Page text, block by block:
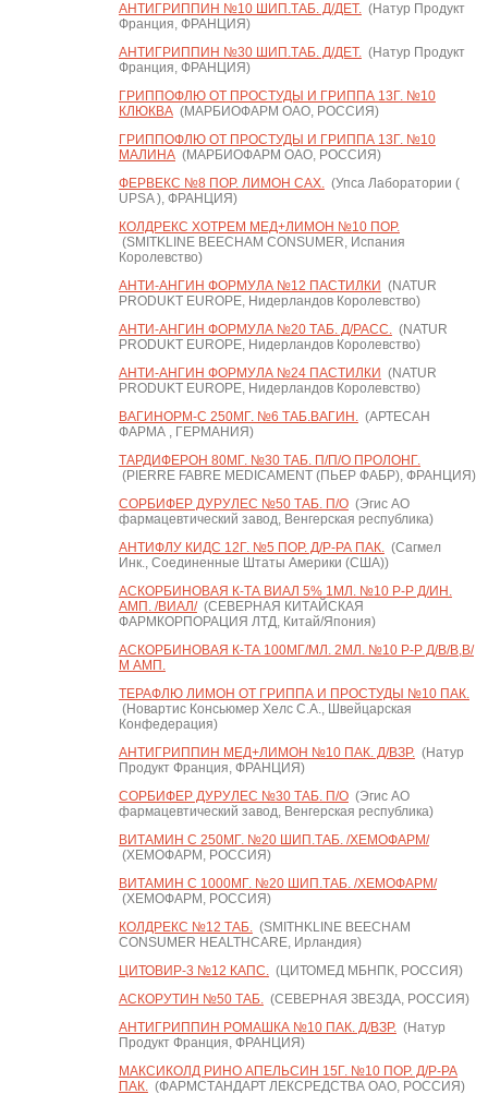
АНТИГРИППИН №10 ШИП.ТАБ. Д/ДЕТ.(Натур Продукт
Франция, ФРАНЦИЯ)
АНТИГРИППИН №30 ШИП.ТАБ. Д/ДЕТ.(Натур Продукт
Франция, ФРАНЦИЯ)
ГРИППОФЛЮ ОТ ПРОСТУДЫ И ГРИППА 13Г. №10
КЛЮКВА(МАРБИОФАРМ ОАО, РОССИЯ)
ГРИППОФЛЮ ОТ ПРОСТУДЫ И ГРИППА 13Г. №10
МАЛИНА(МАРБИОФАРМ ОАО, РОССИЯ)
ФЕРВЕКС №8 ПОР. ЛИМОН САХ.(Упса Лаборатории (
UPSA ), ФРАНЦИЯ)
КОЛДРЕКС ХОТРЕМ МЕД+ЛИМОН №10 ПОР.
(SMITKLINE BEECHAM CONSUMER, Испания
Королевство)
АНТИ-АНГИН ФОРМУЛА №12 ПАСТИЛКИ (NATUR
PRODUKT EUROPE, Нидерландов Королевство)
АНТИ-АНГИН ФОРМУЛА №20 ТАБ. Д/РАСС.(NATUR
PRODUKT EUROPE, Нидерландов Королевство)
АНТИ-АНГИН ФОРМУЛА №24 ПАСТИЛКИ (NATUR
PRODUKT EUROPE, Нидерландов Королевство)
ВАГИНОРМ-С 250МГ. №6 ТАБ.ВАГИН.(АРТЕСАН
ФАРМА , ГЕРМАНИЯ)
ТАРДИФЕРОН 80МГ. №30 ТАБ. П/П/О ПРОЛОНГ.
(PIERRE FABRE MEDICAMENT (ПЬЕР ФАБР), ФРАНЦИЯ)
СОРБИФЕР ДУРУЛЕС №50 ТАБ. П/О(Эгис АО
фармацевтический завод, Венгерская республика)
АНТИФЛУ КИДС 12Г. №5 ПОР. Д/Р-РА ПАК.(Сагмел
Инк., Соединенные Штаты Америки (США))
АСКОРБИНОВАЯ К-ТА ВИАЛ 5% 1МЛ. №10 Р-Р Д/ИН.
АМП. /ВИАЛ/(СЕВЕРНАЯ КИТАЙСКАЯ
ФАРМКОРПОРАЦИЯ ЛТД, Китай/Япония)
АСКОРБИНОВАЯ К-ТА 100МГ/МЛ. 2МЛ. №10 Р-Р Д/В/В,В/
М АМП.
ТЕРАФЛЮ ЛИМОН ОТ ГРИППА И ПРОСТУДЫ №10 ПАК.
(Новартис Консьюмер Хелс С.А., Швейцарская
Конфедерация)
АНТИГРИППИН МЕД+ЛИМОН №10 ПАК. Д/ВЗР.(Натур
Продукт Франция, ФРАНЦИЯ)
СОРБИФЕР ДУРУЛЕС №30 ТАБ. П/О(Эгис АО
фармацевтический завод, Венгерская республика)
ВИТАМИН С 250МГ. №20 ШИП.ТАБ. /ХЕМОФАРМ/
(ХЕМОФАРМ, РОССИЯ)
ВИТАМИН С 1000МГ. №20 ШИП.ТАБ. /ХЕМОФАРМ/
(ХЕМОФАРМ, РОССИЯ)
КОЛДРЕКС №12 ТАБ.(SMITHKLINE BEECHAM
CONSUMER HEALTHCARE, Ирландия)
ЦИТОВИР-3 №12 КАПС.(ЦИТОМЕД МБНПК, РОССИЯ)
АСКОРУТИН №50 ТАБ.(СЕВЕРНАЯ ЗВЕЗДА, РОССИЯ)
АНТИГРИППИН РОМАШКА №10 ПАК. Д/ВЗР.(Натур
Продукт Франция, ФРАНЦИЯ)
МАКСИКОЛД РИНО АПЕЛЬСИН 15Г. №10 ПОР. Д/Р-РА
ПАК.(ФАРМСТАНДАРТ ЛЕКСРЕДСТВА ОАО, РОССИЯ)